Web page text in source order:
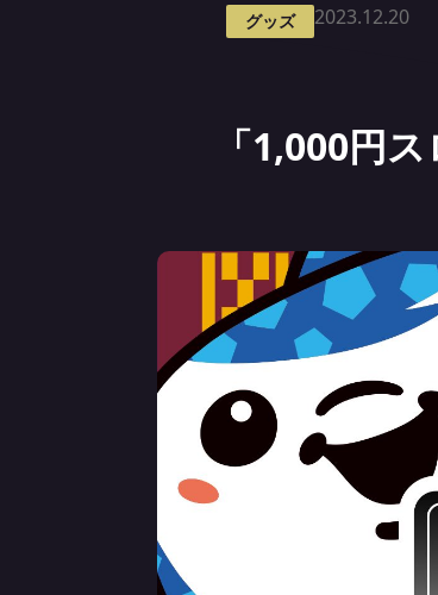
グッズ 2023.12.20
「1,000円